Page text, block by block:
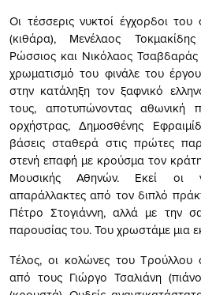
Οι τέσσερις νυκτοί έγχορδοι
(κιθάρα), Μενέλαος
Ρώσσιος και Νικόλαος Τσαβδαράς
χρωματισμό του φινάλε του
στην κατάληξη τον ξαφνικό
τους, αποτυπώνοντας αθωνική
ορχήστρας, Δημοσθένης
βάσεις σταθερά στις πρώτες
στενή επαφή με κρούσμα τον
Μουσικής Αθηνών. Εκεί οι
απαράλλακτες από τον διπλό
Πέτρο Στογιάννη, αλλά με την
παρουσίας του. Του χρωστάμε μια
Τέλος, οι κολώνες του Τρούλλου
από τους Γιώργο Τσαλιάνη